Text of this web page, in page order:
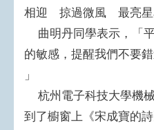
相迎 掠過微風 最亮
曲明丹同學表示，「
的敏感，提醒我們不要
」
杭州電子科技大學機
到了櫥窗上《宋成寶的